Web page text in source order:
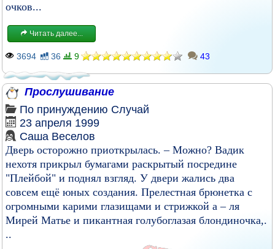
очков...
Читать далее...
3694 36 9 43
Прослушивание
По принуждению Случай
23 апреля 1999
Саша Веселов
Дверь осторожно приоткрылась. – Можно? Вадик
нехотя прикрыл бумагами раскрытый посредине
"Плейбой" и поднял взгляд. У двери жались два
совсем ещё юных создания. Прелестная брюнетка с
огромными карими глазищами и стрижкой а – ля
Мирей Матье и пикантная голубоглазая блондиночка,.
..